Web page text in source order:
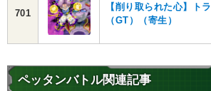
701
【削り取られた心】ト
（GT）（寄生）
ペッタンバトル関連記事